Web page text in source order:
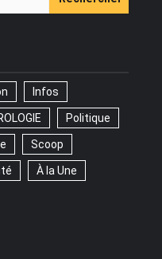
Infos
Politique
Scoop
À la Une